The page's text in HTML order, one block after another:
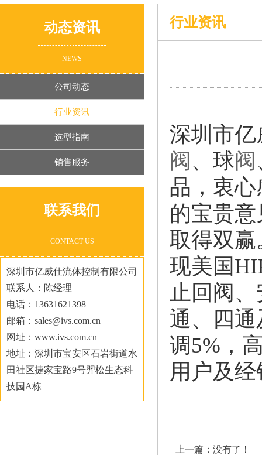
动态资讯
NEWS
公司动态
行业资讯
选型指南
销售服务
联系我们
CONTACT US
深圳市亿威仕流体控制有限公司
联系人：陈经理
电话：13631621398
邮箱：sales@ivs.com.cn
网址：www.ivs.com.cn
地址：深圳市宝安区石岩街道水
田社区捷家宝路9号羿松生态科
技园A栋
行业资讯
深圳市
阀 、球阀
品，衷
的宝贵
取得双赢
现美国
止回阀
通、四
调5%，
用户及
上一篇：没有了！